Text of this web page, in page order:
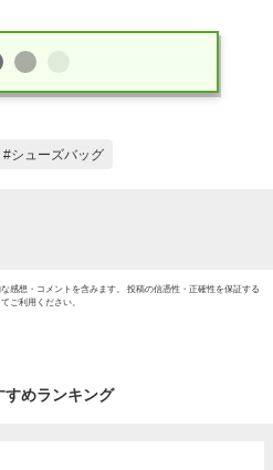
シューズバッグ
感想・コメントを含みます。 投稿の信憑性・正確性を保証する
ご利用ください。
すめランキング